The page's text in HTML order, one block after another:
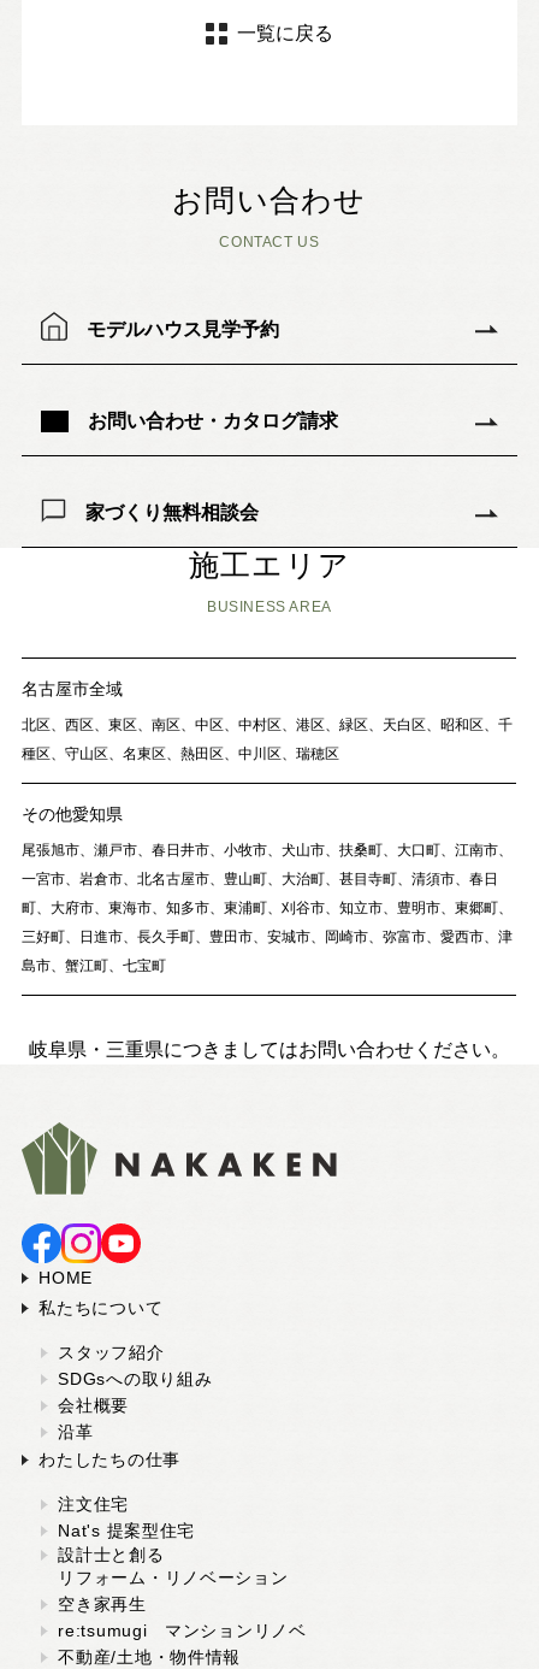
一覧に戻る
お問い合わせ
CONTACT US
モデルハウス見学予約
お問い合わせ・カタログ請求
家づくり無料相談会
施工エリア
BUSINESS AREA
名古屋市全域
北区、西区、東区、南区、中区、中村区、港区、緑区、天白区、昭和区、千
種区、守山区、名東区、熱田区、中川区、瑞穂区
その他愛知県
尾張旭市、瀬戸市、春日井市、小牧市、犬山市、扶桑町、大口町、江南市、
一宮市、岩倉市、北名古屋市、豊山町、大治町、甚目寺町、清須市、春日
町、大府市、東海市、知多市、東浦町、刈谷市、知立市、豊明市、東郷町、
三好町、日進市、長久手町、豊田市、安城市、岡崎市、弥富市、愛西市、津
島市、蟹江町、七宝町
岐阜県・三重県につきましてはお問い合わせください。
HOME
私たちについて
スタッフ紹介
SDGsへの取り組み
会社概要
沿革
わたしたちの仕事
注文住宅
Nat's 提案型住宅
設計士と創る
リフォーム・リノベーション
空き家再生
re:tsumugi マンションリノベ
不動産/土地・物件情報